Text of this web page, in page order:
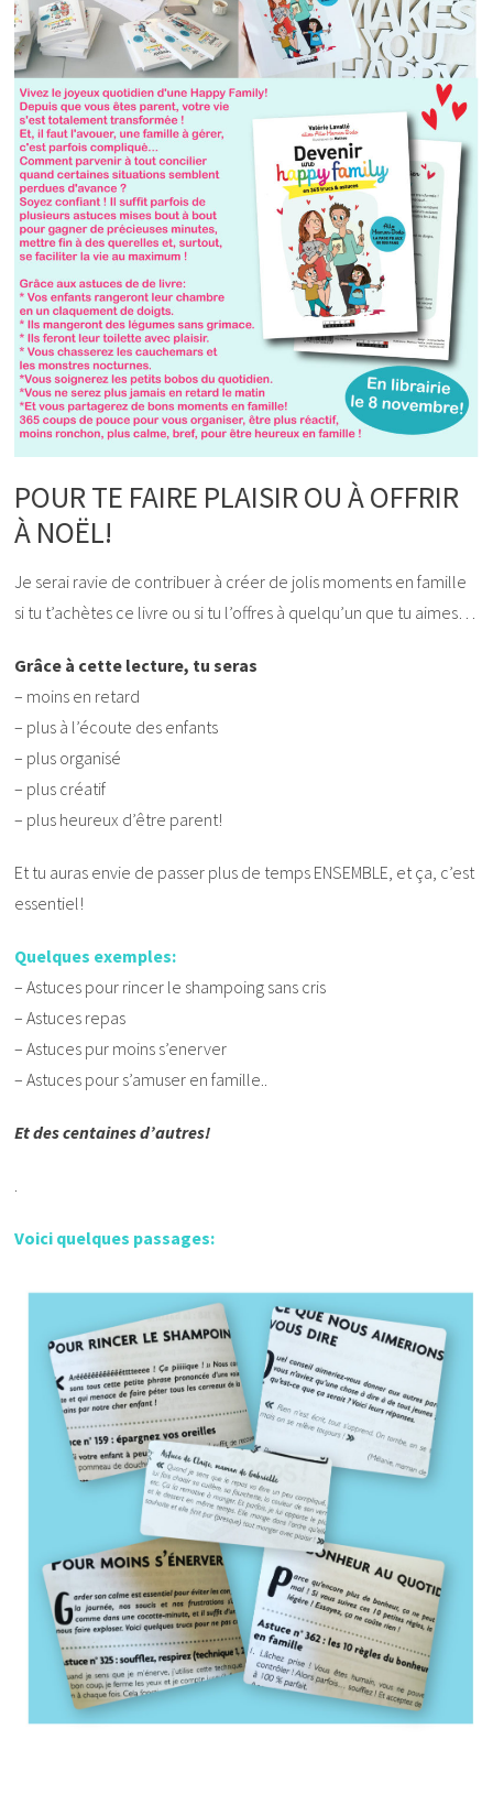
POUR TE FAIRE PLAISIR OU À OFFRIR
À NOËL!
Je serai ravie de contribuer à créer de jolis moments en famille
si tu t’achètes ce livre ou si tu l’offres à quelqu’un que tu aimes…
Grâce à cette lecture, tu seras
– moins en retard
– plus à l’écoute des enfants
– plus organisé
– plus créatif
– plus heureux d’être parent!
Et tu auras envie de passer plus de temps ENSEMBLE, et ça, c’est
essentiel!
Quelques exemples:
– Astuces pour rincer le shampoing sans cris
– Astuces repas
– Astuces pur moins s’enerver
– Astuces pour s’amuser en famille..
Et des centaines d’autres!
.
Voici quelques passages: